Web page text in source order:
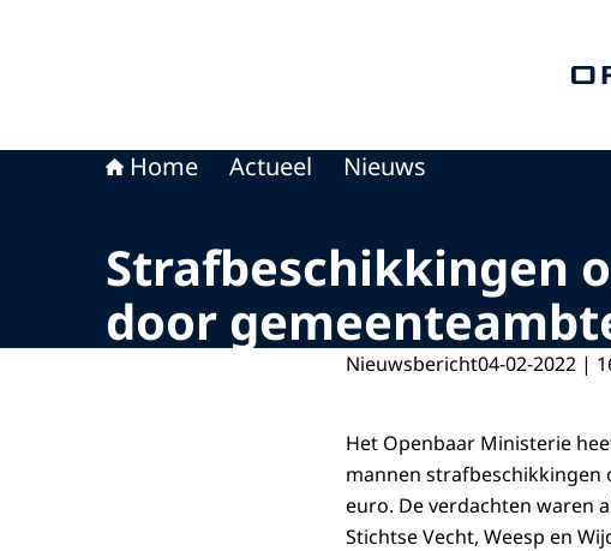
Home Actueel Nieuws
Strafbeschikkingen
door
Nieuwsbericht04-02-2022 |
Het Openbaar Ministerie
mannen strafbeschikkingen
euro. De verdachten waren
Stichtse Vecht, Weesp en